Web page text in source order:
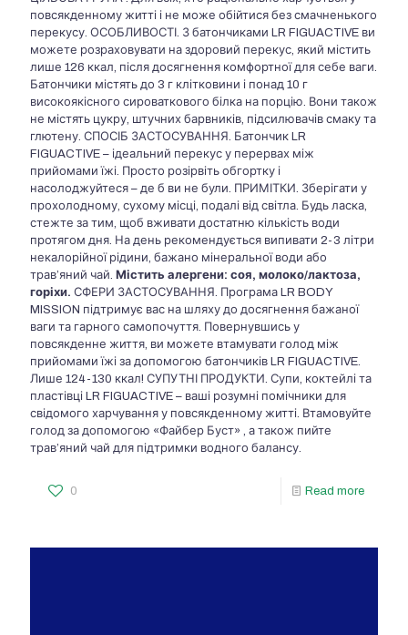
повсякденному житті і не може обійтися без смачненького
перекусу. ОСОБЛИВОСТІ. З батончиками LR FIGUACTIVE ви
можете розраховувати на здоровий перекус, який містить
лише 126 ккал, після досягнення комфортної для себе ваги.
Батончики містять до 3 г клітковини і понад 10 г
високоякісного сироваткового білка на порцію. Вони також
не містять цукру, штучних барвників, підсилювачів смаку та
глютену. СПОСІБ ЗАСТОСУВАННЯ. Батончик LR
FIGUACTIVE – ідеальний перекус у перервах між
прийомами їжі. Просто розірвіть обгортку і
насолоджуйтеся – де б ви не були. ПРИМІТКИ. Зберігати у
прохолодному, сухому місці, подалі від світла. Будь ласка,
стежте за тим, щоб вживати достатню кількість води
протягом дня. На день рекомендується випивати 2-3 літри
некалорійної рідини, бажано мінеральної води або
трав’яний чай. Містить алергени: соя, молоко/лактоза,
горіхи. СФЕРИ ЗАСТОСУВАННЯ. Програма LR BODY
MISSION підтримує вас на шляху до досягнення бажаної
ваги та гарного самопочуття. Повернувшись у
повсякденне життя, ви можете втамувати голод між
прийомами їжі за допомогою батончиків LR FIGUACTIVE.
Лише 124-130 ккал! СУПУТНІ ПРОДУКТИ. Супи, коктейлі та
пластівці LR FIGUACTIVE – ваші розумні помічники для
свідомого харчування у повсякденному житті. Втамовуйте
голод за допомогою «Файбер Буст» , а також пийте
трав’яний чай для підтримки водного балансу.
0 Read more